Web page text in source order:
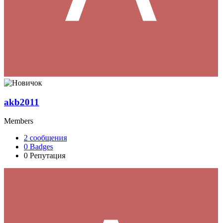
akb2011
Members
2 сообщения
0 Badges
0 Репутация